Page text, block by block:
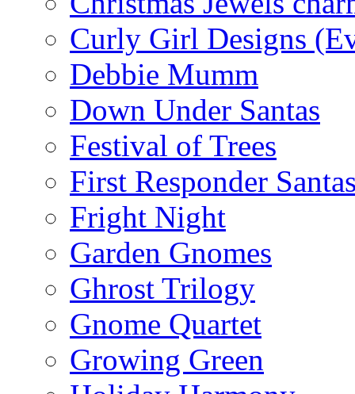
Curly Girl Designs
Debbie Mumm
Down Under Santas
Festival of Trees
First Responder
Fright Night
Garden Gnomes
Ghrost Trilogy
Gnome Quartet
Growing Green